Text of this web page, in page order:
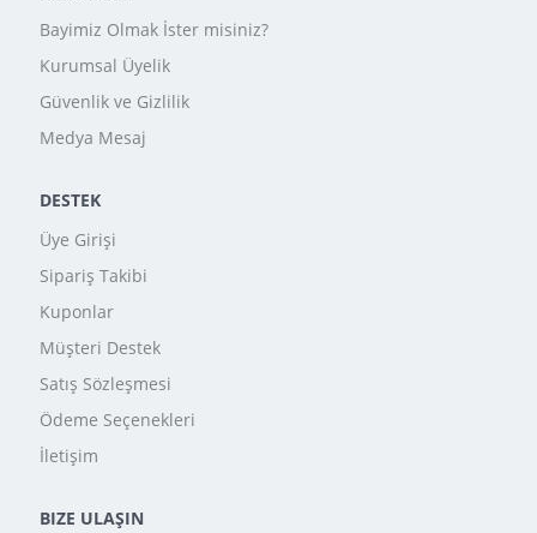
Bayimiz Olmak İster misiniz?
Kurumsal Üyelik
Güvenlik ve Gizlilik
Medya Mesaj
DESTEK
Üye Girişi
Sipariş Takibi
Kuponlar
Müşteri Destek
Satış Sözleşmesi
Ödeme Seçenekleri
İletişim
BIZE ULAŞIN